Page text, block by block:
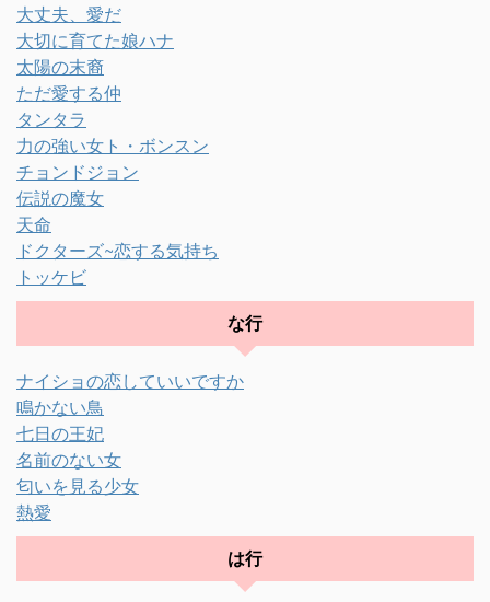
大丈夫、愛だ
大切に育てた娘ハナ
太陽の末裔
ただ愛する仲
タンタラ
力の強い女ト・ボンスン
チョンドジョン
伝説の魔女
天命
ドクターズ~恋する気持ち
トッケビ
な行
ナイショの恋していいですか
鳴かない鳥
七日の王妃
名前のない女
匂いを見る少女
熱愛
は行